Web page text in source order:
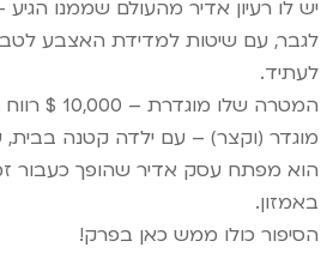
יש לו רעיון אדיר מהעולם שממנו
לגבר, עם שיטות למדידת האצבע
לעתיד.
המטרה שלו
מוגדר (וקצר) – עם ילדה קטנה
הוא מפתח עסק אדיר שהופך כעבור
באמזון.
הסיפור כולו ממש כאן בפרק!